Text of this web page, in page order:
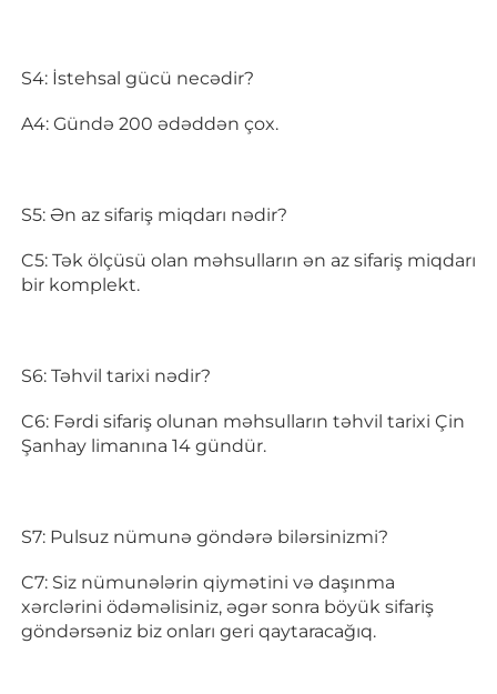
S4: İstehsal gücü necədir?
A4: Gündə 200 ədəddən çox.
S5: Ən az sifariş miqdarı nədir?
C5: Tək ölçüsü olan məhsulların ən az sifariş miqdarı
bir komplekt.
S6: Təhvil tarixi nədir?
C6: Fərdi sifariş olunan məhsulların təhvil tarixi Çin
Şanhay limanına 14 gündür.
S7: Pulsuz nümunə göndərə bilərsinizmi?
C7: Siz nümunələrin qiymətini və daşınma
xərclərini ödəməlisiniz, əgər sonra böyük sifariş
göndərsəniz biz onları geri qaytaracağıq.